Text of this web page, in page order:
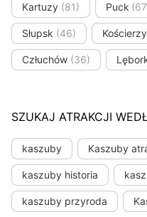
Kartuzy (81) Puck
Słupsk (46)
Człuchów (36)
SZUKAJ ATRAKCJI
kaszuby Kaszuby
kaszuby historia
kaszuby przyroda